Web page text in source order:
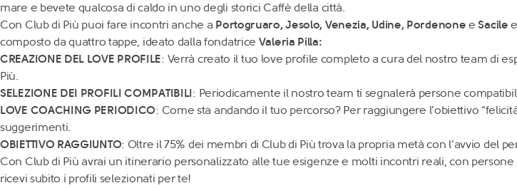
mare e bevete qualcosa di caldo in uno degli storici Caffè della città.
Con Club di Più puoi fare incontri anche a Portogruaro,Jesolo, Venezia, Udine, Pordenonee Sacile
composto da quattro tappe, ideato dalla fondatrice Valeria Pilla:
CREAZIONE DEL LOVE PROFILE: Verrà creato il tuo love profile completo a cura del nostro team di
Più.
SELEZIONE DEI PROFILI COMPATIBILI: Periodicamente il nostro team ti segnalerà persone
LOVE COACHING PERIODICO: Come sta andando il tuo percorso? Per raggiungere l’obiettivo
suggerimenti.
OBIETTIVO RAGGIUNTO: Oltre il 75% dei membri di Club di Più trova la propria metà con l’avvio del
Con Club di Più avrai un itinerario personalizzato alle tue esigenze e molti incontri reali, con
ricevi subito i profili selezionati per te!